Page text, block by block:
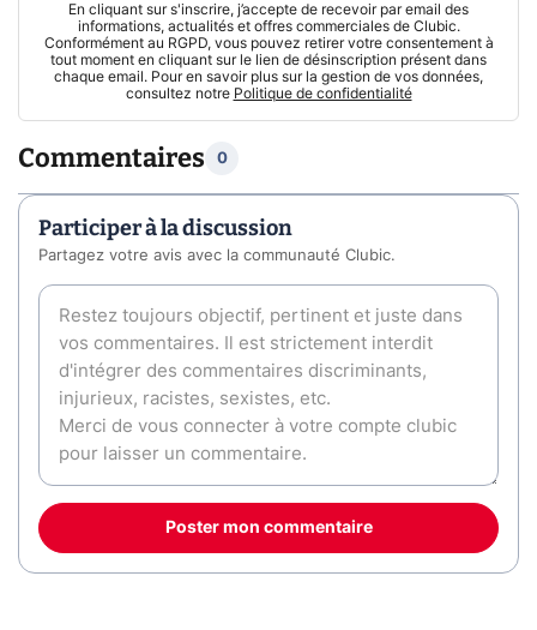
En cliquant sur s'inscrire, j’accepte de recevoir par email des
informations, actualités et offres commerciales de Clubic.
Conformément au RGPD, vous pouvez retirer votre consentement à
tout moment en cliquant sur le lien de désinscription présent dans
chaque email. Pour en savoir plus sur la gestion de vos données,
consultez notre Politique de confidentialité
Commentaires 0
Participer à la discussion
Partagez votre avis avec la communauté Clubic.
Poster mon commentaire